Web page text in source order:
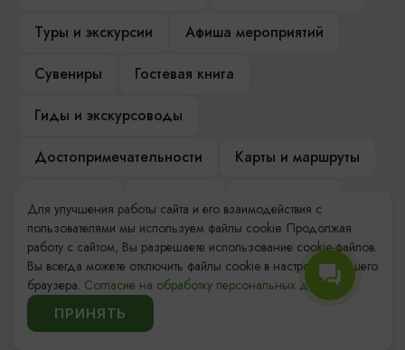
Туры и экскурсии
Афиша мероприятий
Сувениры
Гостевая книга
Гиды и экскурсоводы
Достопримечательности
Карты и маршруты
Компас Балтийской кухни
Настоящий Калининградец
Музеи
Для улучшения работы сайта и его взаимодействия с
пользователями мы используем файлы cookie. Продолжая
работу с сайтом, Вы разрешаете использование cookie-файлов.
Вы всегда можете отключить файлы cookie в настройках Вашего
браузера. Согласие на обработку персональных данных.
ПРИНЯТЬ